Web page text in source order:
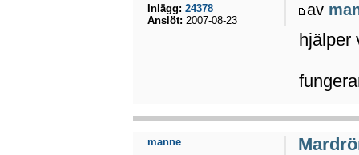
av
hjälper
Inlägg: 24378
Anslöt: 2007-08-23
manne